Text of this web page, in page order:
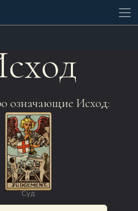
означающие Исход:
Суд